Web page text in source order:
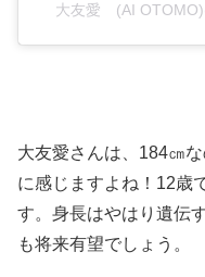
大友愛 (AI
大友愛さんは、184㎝
に感じますよね！12歳
す。身長はやはり遺伝
も将来有望でしょう。